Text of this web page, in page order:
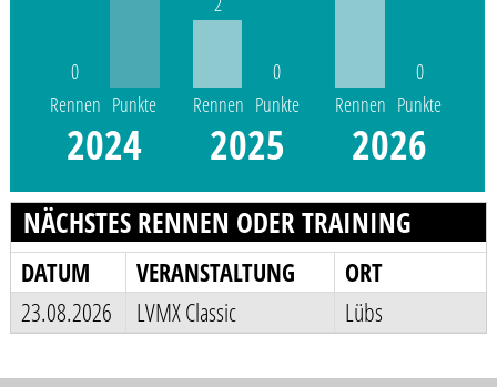
0
Rennen Punkte
2024
Rennen
0
Punkte
2025
Rennen
0
Punkte
2026
NÄCHSTES RENNEN ODER TRAINING
DATUM VERANSTALTUNG
ORT
23.08.2026
LVMX Classic Lübs